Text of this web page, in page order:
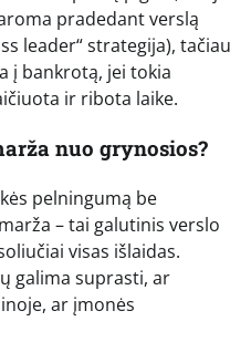
pradedant verslą
leader“ strategija), tačiau
į bankrotą, jei tokia
ir ribota laike.
nuo grynosios?
pelningumą be
– tai galutinis verslo
visas išlaidas.
galima suprasti, ar
ar įmonės